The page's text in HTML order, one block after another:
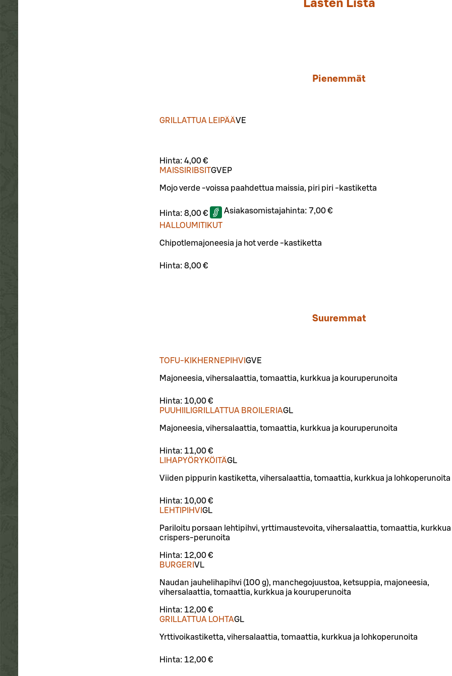
Lasten Lista
Pienemmät
GRILLATTUA LEIPÄÄVE
Hinta: 4,00 €
MAISSIRIBSITGVEP
Mojo verde -voissa paahdettua maissia, piri piri -kastiketta
Hinta: 8,00 € Asiakasomistajahinta: 7,00 €
HALLOUMITIKUT
Chipotlemajoneesia ja hot verde -kastiketta
Hinta: 8,00 €
Suuremmat
TOFU-KIKHERNEPIHVI GVE
Majoneesia, vihersalaattia, tomaattia, kurkkua ja kouruperunoita
Hinta: 10,00 €
PUUHIILIGRILLATTUA BROILERIAGL
Majoneesia, vihersalaattia, tomaattia, kurkkua ja kouruperunoita
Hinta: 11,00 €
LIHAPYÖRYKÖITÄGL
Viiden pippurin kastiketta, vihersalaattia, tomaattia, kurkkua ja lohkoperunoita
Hinta: 10,00 €
LEHTIPIHVI GL
Pariloitu porsaan lehtipihvi, yrttimaustevoita, vihersalaattia, tomaattia, kurkkua
crispers-perunoita
Hinta: 12,00 €
BURGERI VL
Naudan jauhelihapihvi (100 g), manchegojuustoa, ketsuppia, majoneesia,
vihersalaattia, tomaattia, kurkkua ja kouruperunoita
Hinta: 12,00 €
GRILLATTUA LOHTAGL
Yrttivoikastiketta, vihersalaattia, tomaattia, kurkkua ja lohkoperunoita
Hinta: 12,00 €